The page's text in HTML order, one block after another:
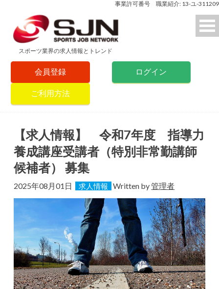
事業許可番号 職業紹介: 13-ユ-311209
スポーツ業界の求人情報とトレンド
会員登録 ログイン
ご利用方法
【求人情報】 令和7年度 指導力
養成講座受講者（特別非常勤講師
候補者） 募集
2025年08月01日 求人情報 Written by管理者